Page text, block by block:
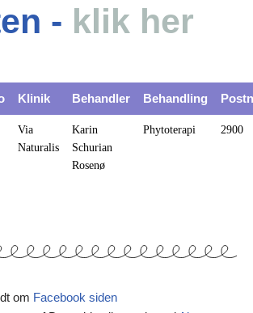
- klik her
Klinik Behandler Behandling
Via
Naturalis
Karin
Schurian
Rosenø
Phytoterapi 2900
om Facebook siden